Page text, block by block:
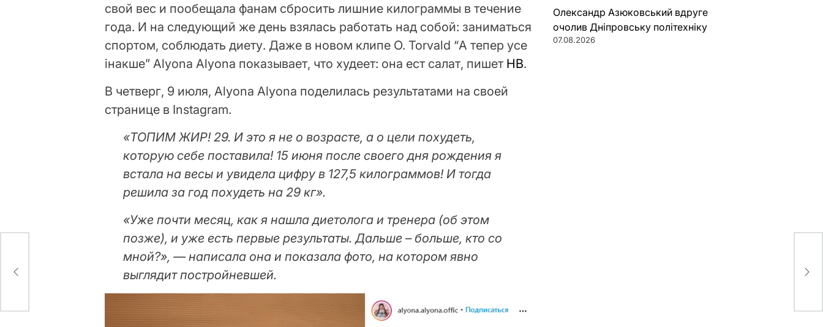
свой вес и пообещала фанам сбросить лишние килограммы в течение
года. И на следующий же день взялась работать над собой: заниматься
спортом, соблюдать диету. Даже в новом клипе O. Torvald “А тепер усе
інакше” Alyona Alyona показывает, что худеет: она ест салат, пишет НВ.
В четверг, 9 июля, Alyona Alyona поделилась результатами на своей
странице в Instagram.
«ТОПИМ ЖИР! 29. И это я не о возрасте, а о цели похудеть,
которую себе поставила! 15 июня после своего дня рождения я
встала на весы и увидела цифру в 127,5 килограммов! И тогда
решила за год похудеть на 29 кг».⠀
«Уже почти месяц, как я нашла диетолога и тренера (об этом
позже), и уже есть первые результаты. Дальше – больше, кто со
мной?», — написала она и показала фото, на котором явно
выглядит постройневшей.
Олександр Азюковський вдруге
очолив Дніпровську політехніку
07.08.2026